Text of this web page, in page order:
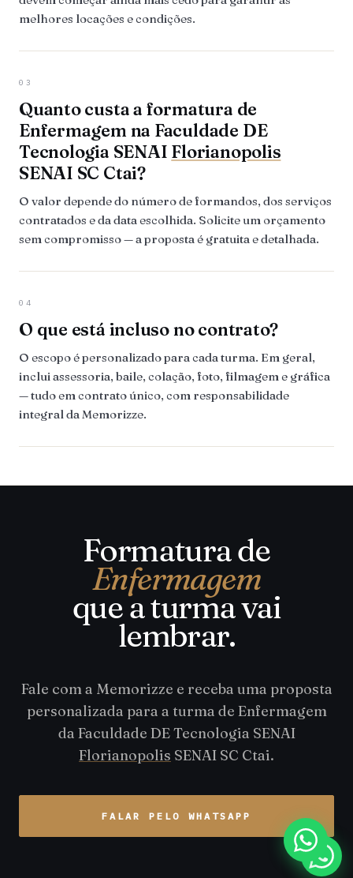
melhores locações e condições.
03
Quanto custa a formatura de
Enfermagem na Faculdade DE
Tecnologia SENAI Florianopolis
SENAI SC Ctai?
O valor depende do número de formandos, dos serviços
contratados e da data escolhida. Solicite um orçamento
sem compromisso — a proposta é gratuita e detalhada.
04
O que está incluso no contrato?
O escopo é personalizado para cada turma. Em geral,
inclui assessoria, baile, colação, foto, filmagem e gráfica
— tudo em contrato único, com responsabilidade
integral da Memorizze.
Formatura de
Enfermagem
que a turma vai
lembrar.
Fale com a Memorizze e receba uma proposta
personalizada para a turma de Enfermagem
da Faculdade DE Tecnologia SENAI
Florianopolis SENAI SC Ctai.
FALAR PELO WHATSAPP